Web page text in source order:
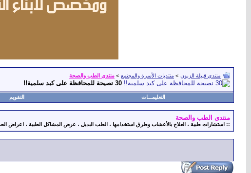
منتدى قبيلة الزبون > منتديات الأسرة والمجتمع > منتدى الطب والصحة
30 نصيحة للمحافظة على كبد سلمية!!
التعليمـــات التقويم
منتدى الطب والصحة
:: استشارات طبية ، العلاج بالأعشاب وطرق استخدامها ، الطب البديل ، عرض المشاكل الطبية ، اعراض